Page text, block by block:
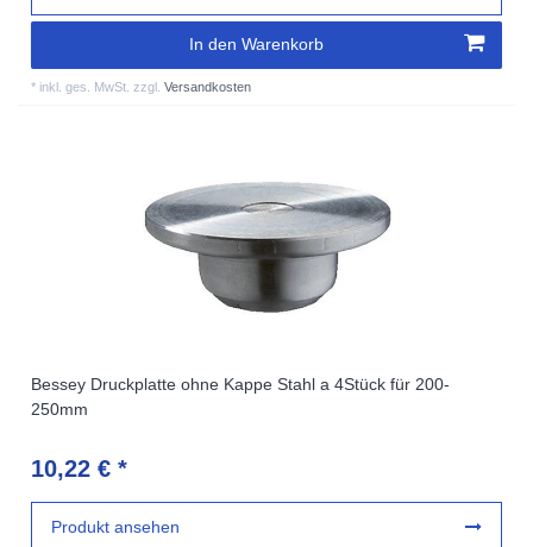
In den Warenkorb
* inkl. ges. MwSt. zzgl.Versandkosten
Bessey Druckplatte ohne Kappe Stahl a 4Stück für 200-
250mm
10,22 € *
Produkt ansehen